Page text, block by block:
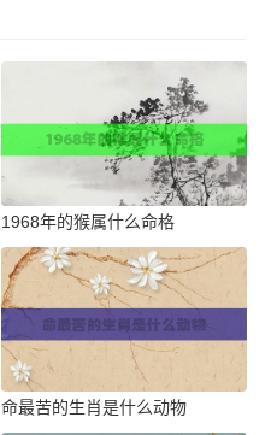
1968年的猴属什么命格
命最苦的生肖是什么动物